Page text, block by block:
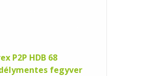
P2P HDB 68
fegyver